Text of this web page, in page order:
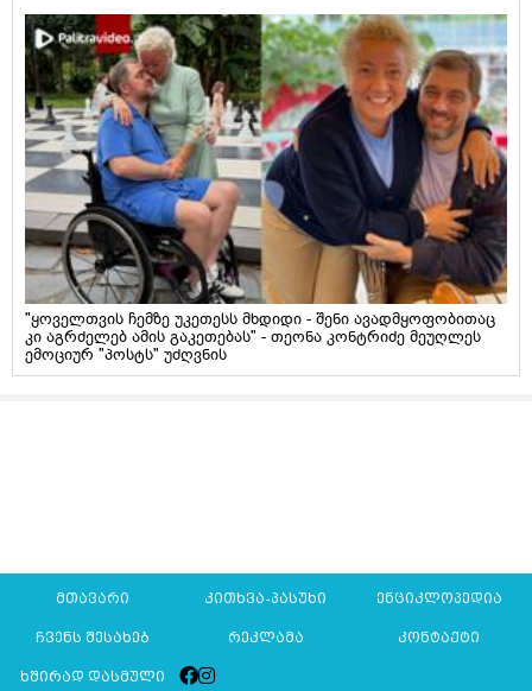
"ყოველთვის ჩემზე უკეთესს მხდიდი - შენი ავადმყოფობითაც
კი აგრძელებ ამის გაკეთებას" - თეონა კონტრიძე მეუღლეს
ემოციურ "პოსტს" უძღვნის
მთავარი კითხვა-პასუხი ენციკლოპედია
ჩვენს შესახებ რეკლამა კონტაქტი
ხშირად დასმული